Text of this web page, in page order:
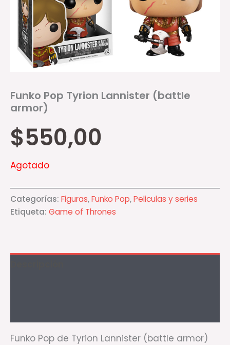
Funko Pop Tyrion Lannister (battle
armor)
$550,00
Agotado
Categorías: Figuras,Funko Pop,Peliculas y series
Etiqueta: Game of Thrones
Funko Pop de Tyrion Lannister (battle armor)